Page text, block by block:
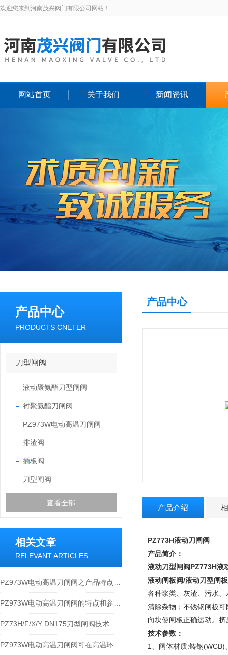
欢迎您来到河南茂兴阀门有限公司网站！
网站首页 关于我们 新闻资讯
产品中心
PRODUCTS CNETER
刀型闸阀
液动聚氨酯刀型闸阀
衬聚氨酯刀闸阀
PZ973W电动高温刀闸阀
排渣阀
插板阀
刀型闸阀
查看全部
相关文章
RELEVANT ARTICLES
产品中心
产品介绍
PZ773H液动刀闸阀
产品简介：
液动刀型闸阀PZ773H液
液动闸板阀/液动刀型闸
各种浆类、灰渣、污水
清除杂物；不锈钢闸板
向块使闸板正确运动。
技术参数：
1、阀体材质:铸钢